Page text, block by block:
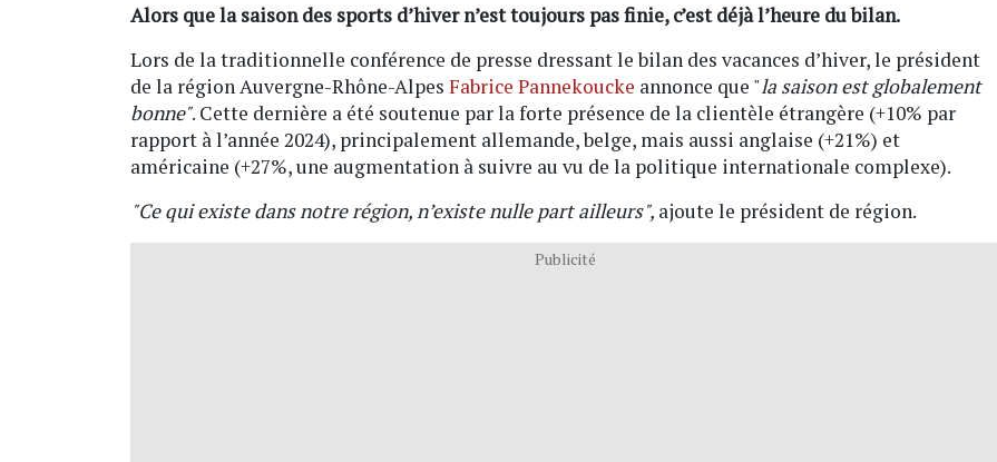
Alors que la saison des sports d’hiver n’est toujours pas finie, c’est déjà l’heure du bilan.
Lors de la traditionnelle conférence de presse dressant le bilan des vacances d’hiver, le président
de la région Auvergne-Rhône-Alpes Fabrice Pannekoucke annonce que "la saison est globalement
bonne". Cette dernière a été soutenue par la forte présence de la clientèle étrangère (+10% par
rapport à l’année 2024), principalement allemande, belge, mais aussi anglaise (+21%) et
américaine (+27%, une augmentation à suivre au vu de la politique internationale complexe).
"Ce qui existe dans notre région, n’existe nulle part ailleurs", ajoute le président de région.
Publicité